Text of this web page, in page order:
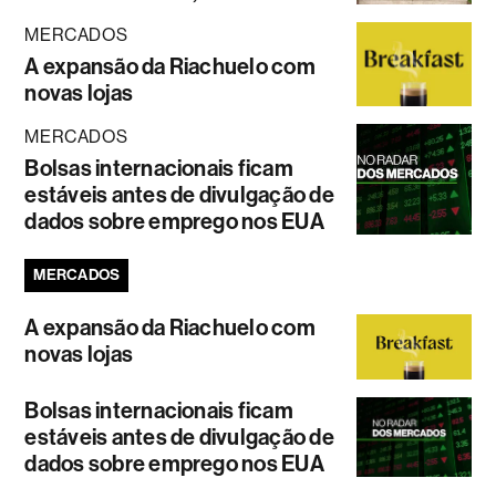
MERCADOS
A expansão da Riachuelo com
novas lojas
MERCADOS
Bolsas internacionais ficam
estáveis antes de divulgação de
dados sobre emprego nos EUA
MERCADOS
A expansão da Riachuelo com
novas lojas
Bolsas internacionais ficam
estáveis antes de divulgação de
dados sobre emprego nos EUA